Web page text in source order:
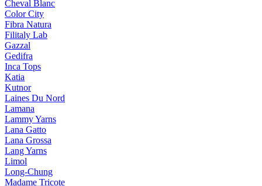
Cheval Blanc
Color City
Fibra Natura
Filitaly Lab
Gazzal
Gedifra
Inca Tops
Katia
Kutnor
Laines Du Nord
Lamana
Lammy Yarns
Lana Gatto
Lana Grossa
Lang Yarns
Limol
Long-Chung
Madame Tricote